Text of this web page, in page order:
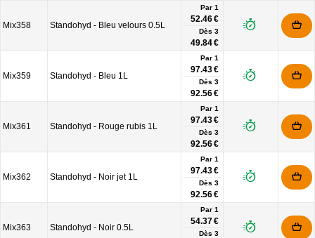
Mix358 Standohyd - Bleu velours 0.5L
Par 1
52.46 €
Dès 3
49.84 €
Mix359 Standohyd - Bleu 1L
Par 1
97.43 €
Dès 3
92.56 €
Mix361 Standohyd - Rouge rubis 1L
Par 1
97.43 €
Dès 3
92.56 €
Mix362 Standohyd - Noir jet 1L
Par 1
97.43 €
Dès 3
92.56 €
Mix363 Standohyd - Noir 0.5L
Par 1
54.37 €
Dès 3